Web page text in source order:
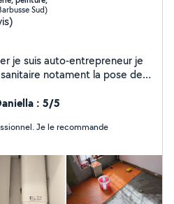
Sud)
je suis auto-entrepreneur je
notament la pose des
salles de bains, parois de
cuisine et salle de
des ballons eau
15 ans d'expérience
et propre en normes et
les idées,,,donc n'hesitez
: 5/5
Je le recommande